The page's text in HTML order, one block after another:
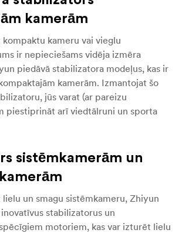
kamerām
kameru vai vieglu
ir nepieciešams vidēja izmēra
piedāvā stabilizatora modeļus, kas ir
kamerām. Izmantojat šo
jūs varat (ar pareizu
piestiprināt arī viedtālruni un sporta
sistēmkamerām un
un smagu sistēmkameru, Zhiyun
stabilizatorus un
motoriem, kas var izturēt lielu